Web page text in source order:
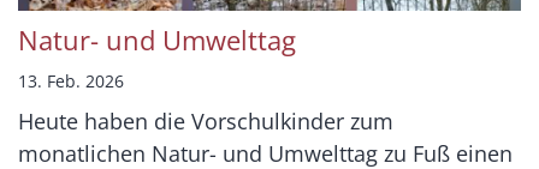
Natur- und Umwelttag
13. Feb. 2026
Heute haben die Vorschulkinder zum
monatlichen Natur- und Umwelttag zu Fuß einen